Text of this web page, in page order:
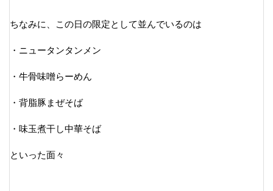
ちなみに、この日の限定として並んでいるのは
・ニュータンタンメン
・牛骨味噌らーめん
・背脂豚まぜそば
・味玉煮干し中華そば
といった面々